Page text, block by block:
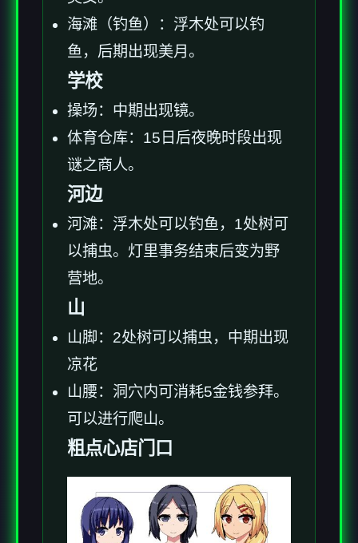
海滩（钓鱼）：浮木处可以钓
鱼，后期出现美月。
学校
操场：中期出现镜。
体育仓库：15日后夜晚时段出现
谜之商人。
河边
河滩：浮木处可以钓鱼，1处树可
以捕虫。灯里事务结束后变为野
营地。
山
山脚：2处树可以捕虫，中期出现
凉花
山腰：洞穴内可消耗5金钱参拜。
可以进行爬山。
粗点心店门口